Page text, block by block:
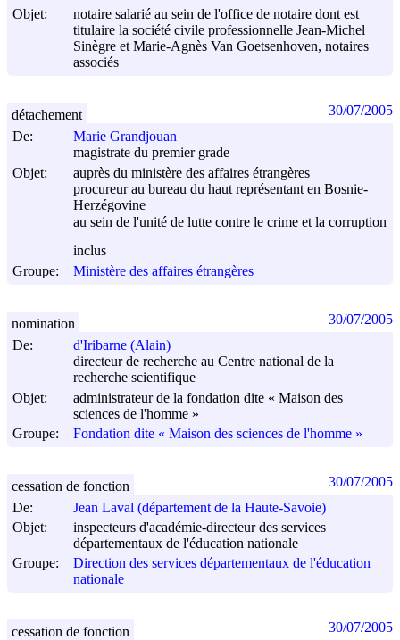
Objet:
notaire salarié au sein de l'office de notaire dont est
titulaire la société civile professionnelle Jean-Michel
Sinègre et Marie-Agnès Van Goetsenhoven, notaires
associés
De:
Marie Grandjouan
magistrate du premier grade
Objet:
auprès du ministère des affaires étrangères
procureur au bureau du haut représentant en Bosnie-
Herzégovine
au sein de l'unité de lutte contre le crime et la corruption
inclus
Groupe:
Ministère des affaires étrangères
détachement 30/07/2005
De:
d'Iribarne (Alain)
directeur de recherche au Centre national de la
recherche scientifique
Objet:
administrateur de la fondation dite « Maison des
sciences de l'homme »
Groupe:
Fondation dite « Maison des sciences de l'homme »
nomination 30/07/2005
De:
Jean Laval (département de la Haute-Savoie)
Objet:
inspecteurs d'académie-directeur des services
départementaux de l'éducation nationale
Groupe:
Direction des services départementaux de l'éducation
nationale
cessation de fonction 30/07/2005
cessation de fonction 30/07/2005